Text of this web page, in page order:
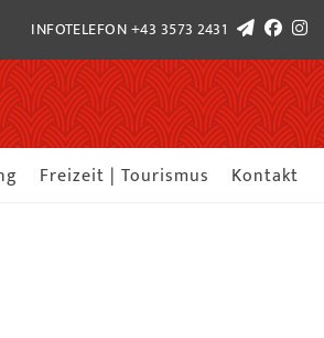
INFOTELEFON+43 3573 2431
Freizeit | Tourismus Kontakt